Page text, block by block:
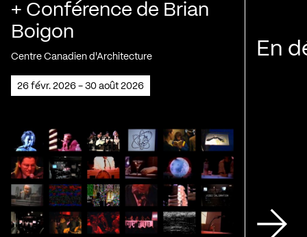
+ Conférence de Brian
Boigon
Centre Canadien d'Architecture
26 févr. 2026 - 30 août 2026
En